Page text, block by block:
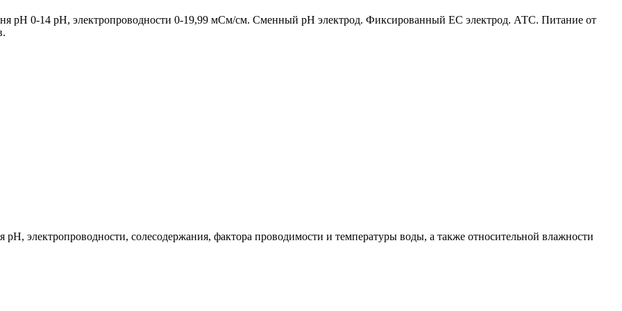
pH 0-14 pH, электропроводности 0-19,99 мСм/см. Сменный pH электрод. Фиксированный EC электрод. АТС. Питание от
электропроводности, солесодержания, фактора проводимости и температуры воды, а также относительной влажности